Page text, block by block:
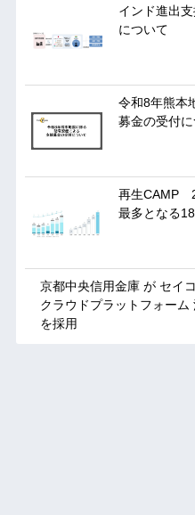
インド進出
について
令和8年熊本
募金の受付
再生CAMP
最多となる
京都中央信用金庫 が セイ
クラウドプラットフォーム
を採用